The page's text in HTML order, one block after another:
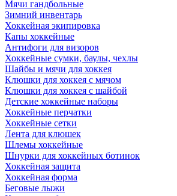
Мячи гандбольные
Зимний инвентарь
Хоккейная экипировка
Капы хоккейные
Антифоги для визоров
Хоккейные сумки, баулы, чехлы
Шайбы и мячи для хоккея
Клюшки для хоккея с мячом
Клюшки для хоккея с шайбой
Детские хоккейные наборы
Хоккейные перчатки
Хоккейные сетки
Лента для клюшек
Шлемы хоккейные
Шнурки для хоккейных ботинок
Хоккейная защита
Хоккейная форма
Беговые лыжи